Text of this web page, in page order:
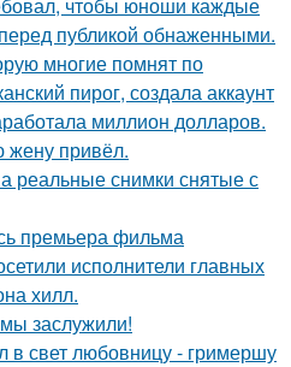
публикой обнаженными.
многие помнят по
пирог, создала аккаунт
миллион долларов.
привёл.
реальные снимки снятые с
премьера фильма
исполнители главных
хилл.
заслужили!
в свет любовницу - гримершу